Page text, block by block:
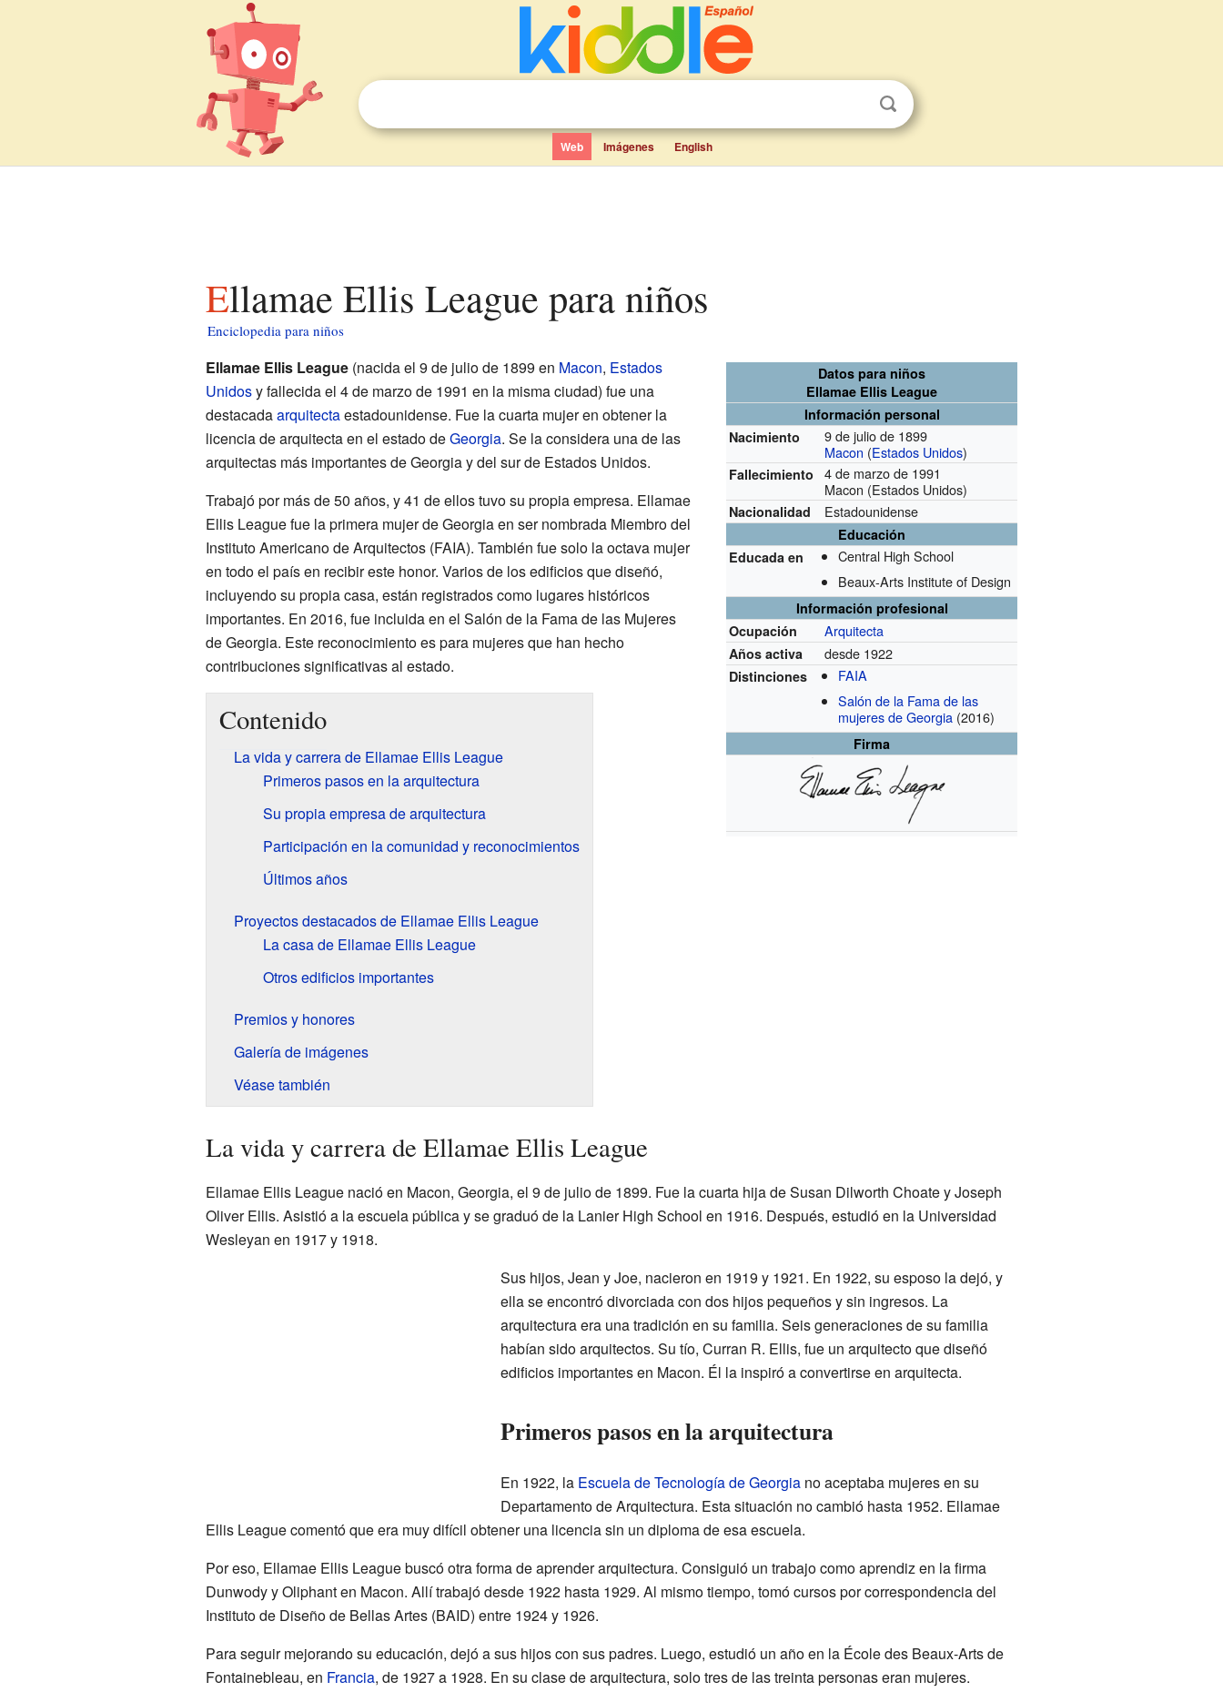
Web Imágenes English
Ellamae Ellis League para niños
Enciclopedia para niños
Datos para niños
Ellamae Ellis League
Información personal
Nacimiento
9 de julio de 1899
Macon (Estados Unidos)
Fallecimiento
4 de marzo de 1991
Macon (Estados Unidos)
Nacionalidad Estadounidense
Educación
Educada en
Central High School
Beaux-Arts Institute of Design
Información profesional
Ocupación
Arquitecta
Años activa desde 1922
Distinciones
FAIA
Salón de la Fama de las
mujeres de Georgia (2016)
Firma
Ellamae Ellis League(nacida el 9 de julio de 1899 en Macon, Estados
Unidosy fallecida el 4 de marzo de 1991 en la misma ciudad) fue una
destacadaarquitectaestadounidense. Fue la cuarta mujer en obtener la
licencia de arquitecta en el estado deGeorgia. Se la considera una de las
arquitectas más importantes de Georgia y del sur de Estados Unidos.
Trabajó por más de 50 años, y 41 de ellos tuvo su propia empresa. Ellamae
Ellis League fue la primera mujer de Georgia en ser nombrada Miembro del
Instituto Americano de Arquitectos (FAIA). También fue solo la octava mujer
en todo el país en recibir este honor. Varios de los edificios que diseñó,
incluyendo su propia casa, están registrados como lugares históricos
importantes. En 2016, fue incluida en el Salón de la Fama de las Mujeres
de Georgia. Este reconocimiento es para mujeres que han hecho
contribuciones significativas al estado.
Contenido
La vida y carrera de Ellamae Ellis League
Primeros pasos en la arquitectura
Su propia empresa de arquitectura
Participación en la comunidad y reconocimientos
Últimos años
Proyectos destacados de Ellamae Ellis League
La casa de Ellamae Ellis League
Otros edificios importantes
Premios y honores
Galería de imágenes
Véase también
La vida y carrera de Ellamae Ellis League
Ellamae Ellis League nació en Macon, Georgia, el 9 de julio de 1899. Fue la cuarta hija de Susan Dilworth Choate y Joseph
Oliver Ellis. Asistió a la escuela pública y se graduó de la Lanier High School en 1916. Después, estudió en la Universidad
Wesleyan en 1917 y 1918.
Sus hijos, Jean y Joe, nacieron en 1919 y 1921. En 1922, su esposo la dejó, y
ella se encontró divorciada con dos hijos pequeños y sin ingresos. La
arquitectura era una tradición en su familia. Seis generaciones de su familia
habían sido arquitectos. Su tío, Curran R. Ellis, fue un arquitecto que diseñó
edificios importantes en Macon. Él la inspiró a convertirse en arquitecta.
Primeros pasos en la arquitectura
En 1922, la Escuela de Tecnología de Georgiano aceptaba mujeres en su
Departamento de Arquitectura. Esta situación no cambió hasta 1952. Ellamae
Ellis League comentó que era muy difícil obtener una licencia sin un diploma de esa escuela.
Por eso, Ellamae Ellis League buscó otra forma de aprender arquitectura. Consiguió un trabajo como aprendiz en la firma
Dunwody y Oliphant en Macon. Allí trabajó desde 1922 hasta 1929. Al mismo tiempo, tomó cursos por correspondencia del
Instituto de Diseño de Bellas Artes (BAID) entre 1924 y 1926.
Para seguir mejorando su educación, dejó a sus hijos con sus padres. Luego, estudió un año en la École des Beaux-Arts de
Fontainebleau, en Francia, de 1927 a 1928. En su clase de arquitectura, solo tres de las treinta personas eran mujeres.